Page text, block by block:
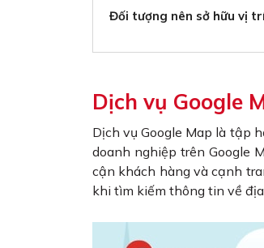
Đối tượng nên sở hữu vị
Dịch vụ Google
Dịch vụ Google Map là tập
doanh nghiệp trên Google
cận khách hàng và cạnh
khi tìm kiếm thông tin về